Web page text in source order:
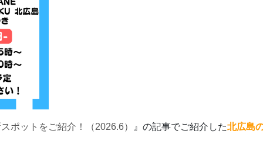
ポットをご紹介！（2026.6） 』の記事でご紹介した北広島